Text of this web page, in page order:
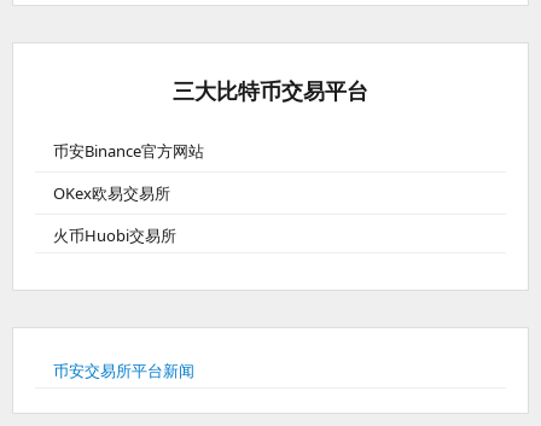
三大比特币交易平台
币安Binance官方网站
OKex欧易交易所
火币Huobi交易所
币安交易所平台新闻